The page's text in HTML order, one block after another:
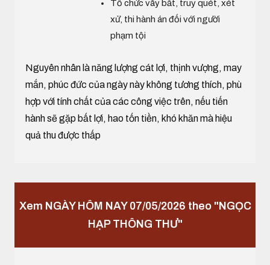
Tổ chức vây bắt, truy quét, xét
xử, thi hành án đối với người
phạm tội
Nguyên nhân là năng lượng cát lợi, thịnh vượng, may
mắn, phúc đức của ngày này không tương thích, phù
hợp với tính chất của các công việc trên, nếu tiến
hành sẽ gặp bất lợi, hao tốn tiền, khó khăn mà hiệu
quả thu được thấp
Xem NGÀY HÔM NAY 07/05/2026 theo "NGỌC
HẠP THÔNG THƯ"